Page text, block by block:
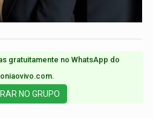
gratuitamente no WhatsApp do
NO GRUPO